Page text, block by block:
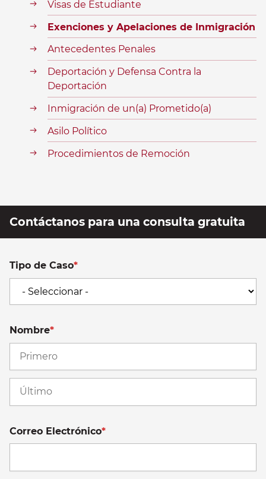
Visas de Estudiante
Exenciones y Apelaciones de Inmigración
Antecedentes Penales
Deportación y Defensa Contra la
Deportación
Inmigración de un(a) Prometido(a)
Asilo Político
Procedimientos de Remoción
Contáctanos para una consulta gratuita
Tipo de Caso*
Nombre*
Correo Electrónico*